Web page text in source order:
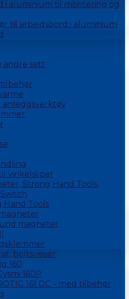
i aluminium til montering og
til arbeidsbord i aluminium
andre sett
tilbehør
anleggsverktøy
vinkelsliper
Strong Hand Tools,
Hand Tools
magneter
boltsveiser
160
160P
161 DC – med tilbehør